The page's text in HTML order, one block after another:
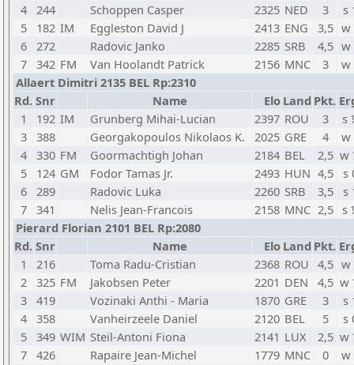
4 244 Schoppen Casper 2325 NED 3
s
5
182 IM Eggleston David J 2413 ENG 3,5 w
6 272 Radovic Janko 2285 SRB 4,5 w
7 342 FM Van Hoolandt Patrick 2156 MNC 3
w
Allaert Dimitri 2135 BEL Rp:2310
Rd. Snr Name Elo Land Pkt.
1
192 IM Grunberg Mihai-Lucian 2397 ROU 3
s
3 388 Georgakopoulos Nikolaos K. 2025 GRE 4
w
4 330 FM Goormachtigh Johan 2184 BEL 2,5 w
5
124 GM Fodor Tamas Jr. 2493 HUN 4,5
s
6 289 Radovic Luka 2260 SRB 3,5
s
7 341 Nelis Jean-Francois 2158 MNC 2,5 s
Pierard Florian 2101 BEL Rp:2080
Rd. Snr Name Elo Land Pkt.
1
216 Toma Radu-Cristian 2368 ROU 4,5 w
2 325 FM Jakobsen Peter 2201 DEN 4,5 w
3 419 Vozinaki Anthi - Maria 1870 GRE 3
s
4 358 Vanheirzeele Daniel 2120 BEL 5
s
5 349 WIM Steil-Antoni Fiona 2141 LUX 2,5 w
7 426 Rapaire Jean-Michel 1779 MNC 0 w